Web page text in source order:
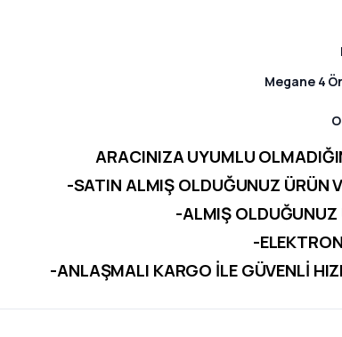
Megane 4
ARACINIZA UYUMLU
-SATIN ALMIŞ OLDUĞUNUZ ÜRÜN
-ALMIŞ OLDUĞUNUZ
-
-ANLAŞMALI KARGO İLE GÜVENLİ